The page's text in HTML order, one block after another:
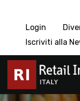
Login
Iscriviti alla